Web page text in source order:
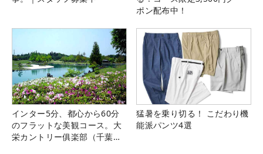
ポン配布中！
インター5分、都心から60分
のフラットな美観コース。大
栄カントリー俱楽部（千葉
猛暑を乗り切る！ こだわり機
能派パンツ4選